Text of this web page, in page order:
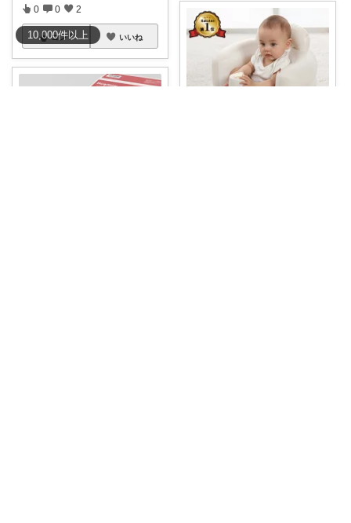
10,000件以上
0 0 2
コレ いいね